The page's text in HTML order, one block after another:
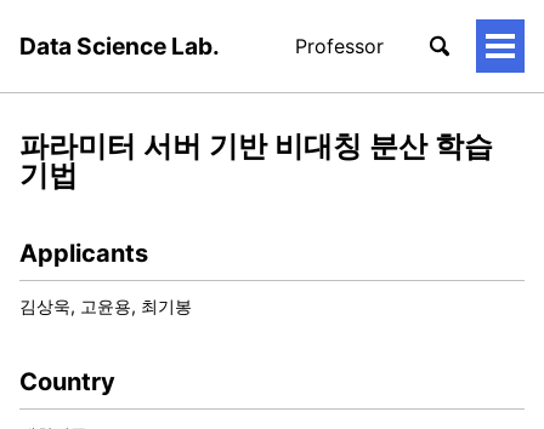
Data Science Lab. Professor
토
파라미터 서버 기반 비대칭 분산 학습
기법
Applicants
김상욱, 고윤용, 최기봉
Country